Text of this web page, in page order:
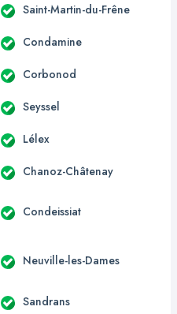
Saint-Martin-du-Frêne
Condamine
Corbonod
Seyssel
Lélex
Chanoz-Châtenay
Condeissiat
Neuville-les-Dames
Sandrans